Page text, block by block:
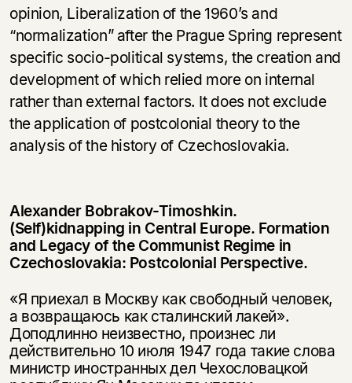
opinion, Liberalization of the 1960’s and
“normalization” after the Prague Spring represent
specific socio-political systems, the creation and
development of which relied more on internal
rather than external factors. It does not exclude
the application of postcolonial theory to the
analysis of the history of Czechoslovakia.
Alexander Bobrakov-Timoshkin.
(Self)kidnapping in Central Europe. Formation
and Legacy of the Communist Regime in
Czechoslovakia: Postcolonial Perspective.
«Я приехал в Москву как свободный человек,
а возвращаюсь как сталинский лакей».
Доподлинно неизвестно, произнес ли
действительно 10 июля 1947 года такие слова
министр иностранных дел Чехословацкой